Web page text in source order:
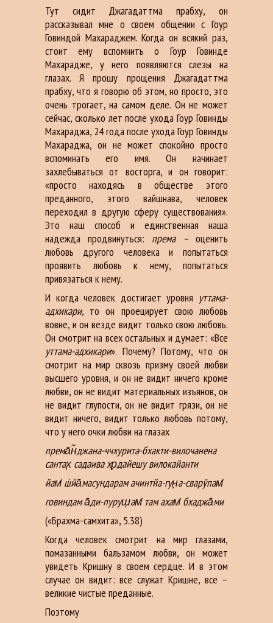
Тут сидит Джагадаттма прабху,
он
рассказывал мне о своем общении с Гоур
Говиндой Махараджем. Когда он всякий раз,
стоит ему вспомнить о Гоур Говинде
Махарадже, у него появляются слезы на
глазах. Я прошу прощения Джагадаттма
прабху, что я говорю об этом, но просто, это
очень трогает, на самом деле. Он не может
сейчас, сколько лет после ухода Гоур Говинды
Махараджа, 24 года после ухода Гоур Говинды
Махараджа, он не может спокойно просто
вспоминать его имя. Он начинает
захлебываться от восторга, и он говорит:
«просто находясь в обществе этого
преданного, этого вайшнава, человек
переходил в другую сферу существования».
Это наш способ и единственная наша
надежда продвинуться: према – оценить
любовь другого человека и попытаться
проявить любовь к нему, попытаться
привязаться к нему.
И когда человек достигает уровня уттама-
адхикари, то он проецирует свою любовь
вовне, и он везде видит только свою любовь.
Он смотрит на всех остальных и думает: «Все
уттама-адхикари». Почему? Потому, что он
смотрит на мир сквозь призму своей любви
высшего уровня, и он не видит ничего кроме
любви, он не видит материальных изъянов, он
не видит глупости, он не видит грязи, он не
видит ничего, видит только любовь потому,
что у него очки любви на глазах
према̄н̃джана-ччхурита-бхакти-вилочанена
сантах̣ садаива хр̣дайешу вилокайанти
йам̇ ш́йа̄масундарам ачинтйа-гун̣а-сварӯпам̇
говиндам а̄ди-пуруш̣ам̇ там ахам̇ бхаджа̄ми
(«Брахма-самхита», 5.38)
Когда человек смотрит на мир глазами,
помазанными бальзамом любви, он может
увидеть Кришну в своем сердце. И в этом
случае он видит: все служат Кришне, все –
великие чистые преданные.
Поэтому